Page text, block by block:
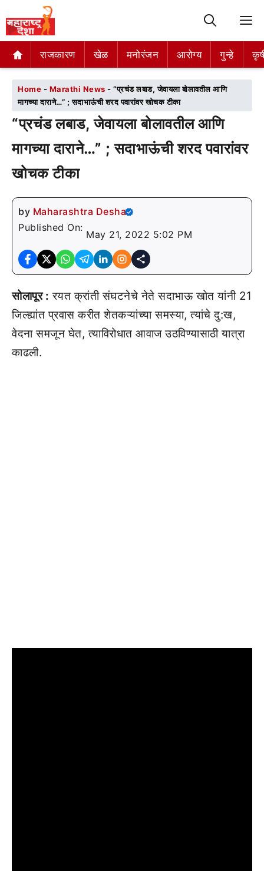
राजकारण खेळ मनोरंजन आरोग्य गुन्हे
राजकारण खेळ मनोरंजन आरोग्य गुन्हे
Home - Marathi News - “प्रचंड लबाड, जेवायला बोलावतील आणि
मागच्या दाराने…” ; सदाभाऊंची शरद पवारांवर खोचक टीका
“प्रचंड लबाड, जेवायला बोलावतील आणि
मागच्या दाराने…” ; सदाभाऊंची शरद पवारांवर
खोचक टीका
by Maharashtra Desha
Published On:
May 21, 2022 5:02 PM
सोलापूर : रयत क्रांती संघटनेचे नेते सदाभाऊ खोत यांनी 21
जिल्ह्यांत प्रवास करीत शेतकऱ्यांच्या समस्या, त्यांचे दु:ख,
वेदना समजून घेत, त्याविरोधात आवाज उठविण्यासाठी यात्रा
काढली.